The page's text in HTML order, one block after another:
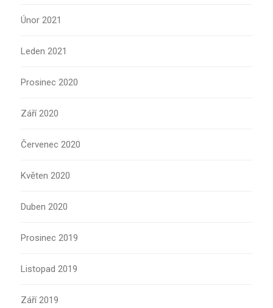
Únor 2021
Leden 2021
Prosinec 2020
Září 2020
Červenec 2020
Květen 2020
Duben 2020
Prosinec 2019
Listopad 2019
Září 2019